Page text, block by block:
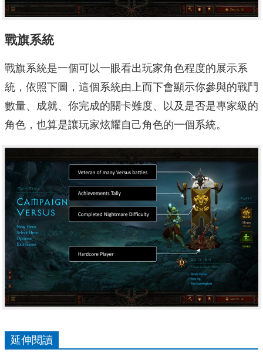
戰旗系統
戰旗系統是一個可以一眼看出玩家角色程度的展示系
統，依照下圖，這個系統由上而下會顯示你參與的戰鬥
數量、成就、你完成的關卡難度、以及是否是專家級的
角色，也算是讓玩家炫耀自己角色的一個系統。
延伸閱讀